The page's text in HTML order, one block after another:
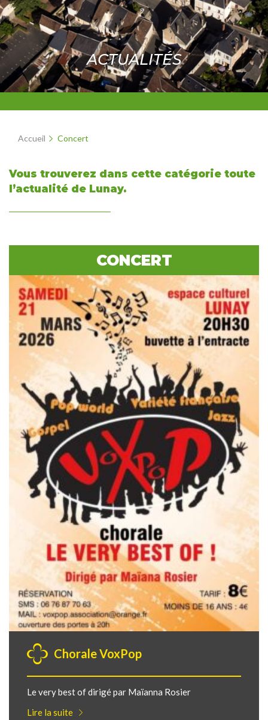
ACTUALITÉS
Accueil Concert
Vous trouverez dans cette catégorie toute
l’actualité de Lunay.
CONCERT
Chorale VoxPop
Le very best of dirigé par Maïanna Rosier
Lire la suite